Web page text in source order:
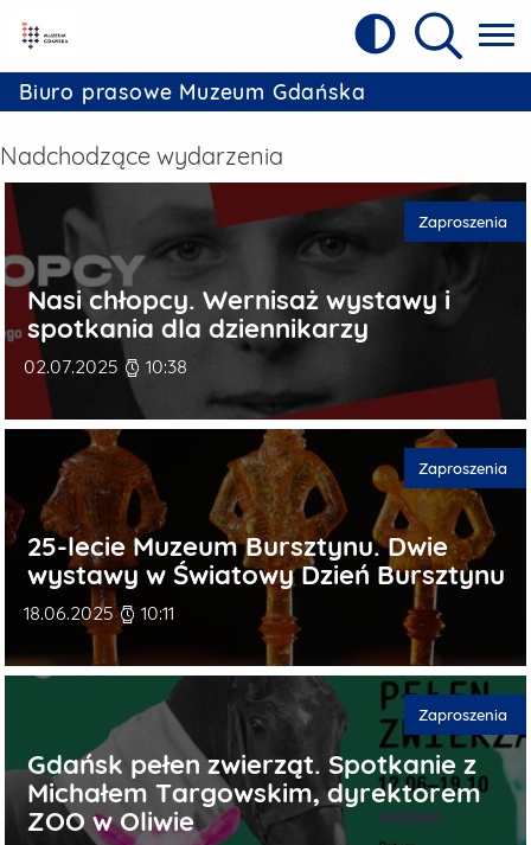
Referat Prasowy Urzędu Miejskiego w
Kontrast
Biuro prasowe Muzeum Gdańska
Nadchodzące wydarzenia
Nasi chłopcy. Wernisaż wystawy i
spotkania dla dziennikarzy
Data publikacji
02.07.2025 10:38
Kategorie
Zaproszenia
25-lecie Muzeum Bursztynu. Dwie
wystawy w Światowy Dzień Bursztynu
Data publikacji
18.06.2025 10:11
Kategorie
Zaproszenia
Gdańsk pełen zwierząt. Spotkanie z
Michałem Targowskim, dyrektorem
ZOO w Oliwie
Kategorie
Zaproszenia